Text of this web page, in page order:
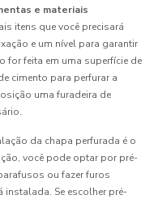
e materiais
itens que você precisará
e um nível para garantir
for feita em uma superfície de
cimento para perfurar a
uma furadeira de
da chapa perfurada é o
você pode optar por pré-
ou fazer furos
instalada. Se escolher pré-